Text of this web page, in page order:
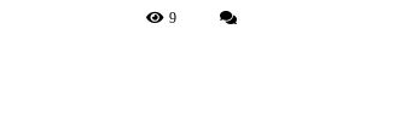
9